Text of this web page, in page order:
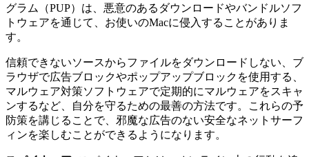
グラム（PUP）は、悪意のあるダウンロードやバンドルソフ
トウェアを通じて、お使いのMacに侵入することがありま
す。
信頼できないソースからファイルをダウンロードしない、ブ
ラウザで広告ブロックやポップアップブロックを使用する、
マルウェア対策ソフトウェアで定期的にマルウェアをスキャ
ンするなど、自分を守るための最善の方法です。これらの予
防策を講じることで、邪魔な広告のない安全なネットサーフ
ィンを楽しむことができるようになります。